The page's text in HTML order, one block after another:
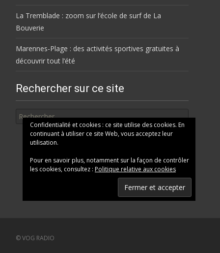
La Tremblade : zoom sur l’école de surf de La
Bouverie
Marennes-Plage : des activités sportives gratuites à
découvrir tout l’été
Rechercher sur ce site
Confidentialité et cookies : ce site utilise des cookies. En
continuant à utiliser ce site Web, vous acceptez leur
utilisation.
Pour en savoir plus, notamment sur la façon de contrôler
les cookies, consultez : Politique relative aux cookies
© VOG RADIO